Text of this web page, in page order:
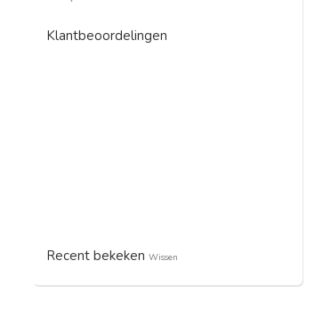
Klantbeoordelingen
Recent bekeken Wissen